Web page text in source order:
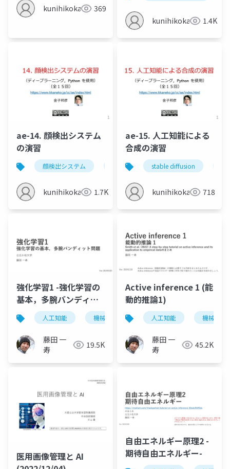
kunihikokaneko369
kunihikokaneko1.4K
ae-14. 顔検出システム
の演習
顔検出システム 顔マスク検出法 マスク有り顔の
kunihikokaneko1.7K
ae-15. 人工知能による
合成の演習
stable diffusion
kunihikokaneko718
強化学習1 -強化学習の
基本，多腕バンディッ
ト-
人工知能 機械学習 強化学習
藤田 一
寿
19.5K
Active inference 1 (能
動的推論1)
人工知能 機械学習
藤田 一
寿
45.2K
医用画像管理と AI
自由エネルギー原理2 -
期待自由エネルギー-